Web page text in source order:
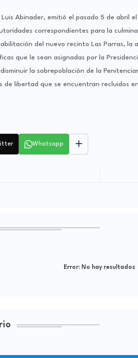
Abinader, emitió el pasado 5 de abril
correspondientes para la
del nuevo recinto Las Parras,
que le sean asignadas por la
la sobrepoblación de la
de libertad que se encuentran recluidos
Whatsapp
Error: No hay resultados